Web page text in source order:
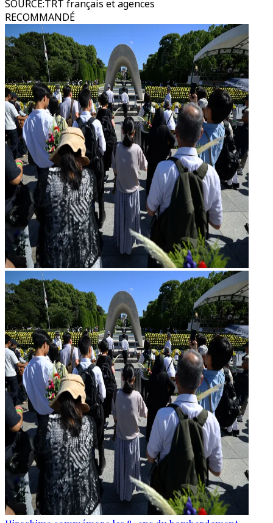
SOURCE:TRT français et agences
RECOMMANDÉ